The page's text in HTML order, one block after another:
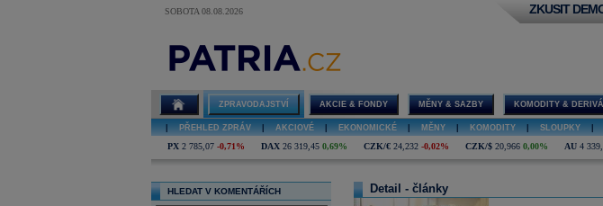
SOBOTA 08.08.2026 ZKUSIT
ZPRAVODAJSTVÍ AKCIE & FONDY MĚNY & SAZBY KOMODITY &
PŘEHLED ZPRÁV AKCIOVÉ EKONOMICKÉ MĚNY KOMODITY SLOUPKY
PX 2 785,07 -0,71% DAX 26 319,45 0,69% CZK/€ 24,232 -0,02% CZK/$ 20,966 0,00% AU 4
HLEDAT V KOMENTÁŘÍCH Detail - články